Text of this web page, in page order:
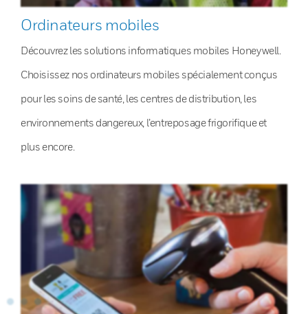
Ordinateurs mobiles
Découvrez les solutions informatiques mobiles Honeywell.
Choisissez nos ordinateurs mobiles spécialement conçus
pour les soins de santé, les centres de distribution, les
environnements dangereux, l’entreposage frigorifique et
plus encore.